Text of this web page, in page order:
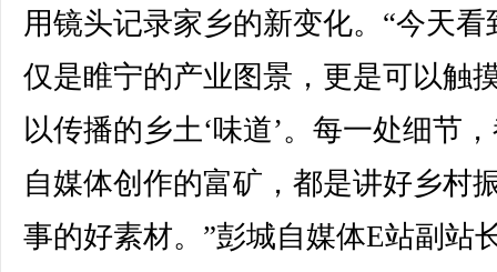
用镜头记录家乡的新变化。“今天看
仅是睢宁的产业图景，更是可以触
以传播的乡土‘味道’。每一处细节
自媒体创作的富矿，都是讲好乡村
事的好素材。”彭城自媒体E站副站